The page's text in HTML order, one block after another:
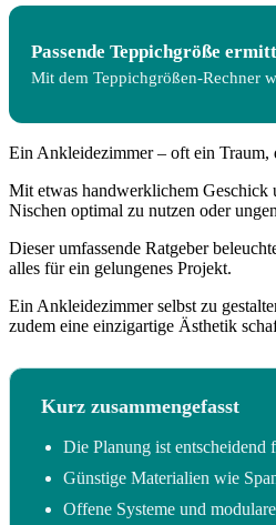
Passende Teppichgröße
Mit dem Teppichgrößen-Rechner
Ein Ankleidezimmer – oft ein Traum,
Mit etwas handwerklichem Geschick
Nischen optimal zu nutzen oder
Dieser umfassende Ratgeber
alles für ein gelungenes Projekt.
Ein Ankleidezimmer selbst zu
zudem eine einzigartige Ästhetik
Kurz zusammengefasst
Die Planung ist entscheidend
Günstige Materialien wie
Offene Systeme und